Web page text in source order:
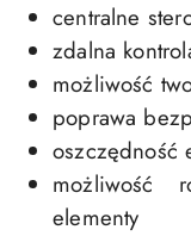
centralne
zdalna
możliwość
poprawa
oszczędność
możliwość
elementy